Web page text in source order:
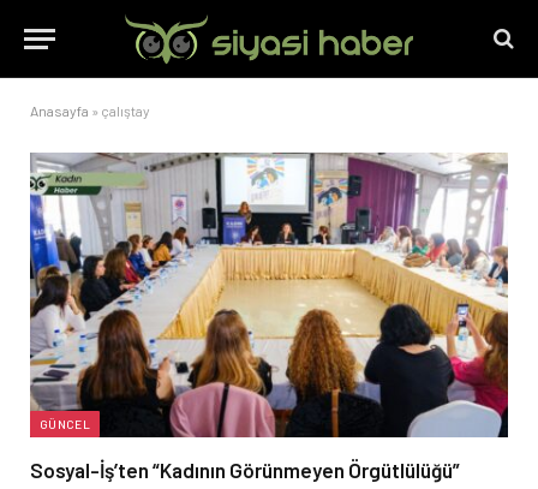
Anasayfa » çalıştay
GÜNCEL
Sosyal-İş’ten “Kadının Görünmeyen Örgütlülüğü”